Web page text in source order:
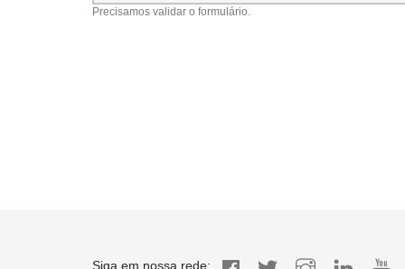
Precisamos validar o formulário.
Siga em nossa rede: